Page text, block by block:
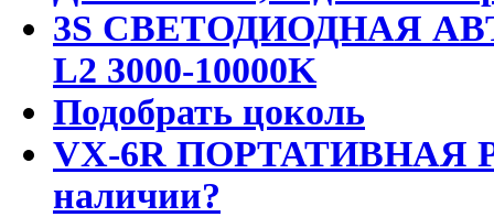
3S СВЕТОДИОДНАЯ
L2 3000-10000K
Подобрать цоколь
VX-6R ПОРТАТИВНАЯ
наличии?